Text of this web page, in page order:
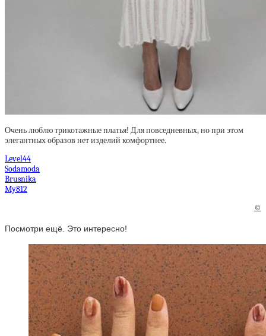
Очень люблю трикотажные платья! Для повседневных, но при этом
элегантных образов нет изделий комфортнее.
Level44
Sodamoda
Brusnika
My812
©
Посмотри ещё. Это интересно!